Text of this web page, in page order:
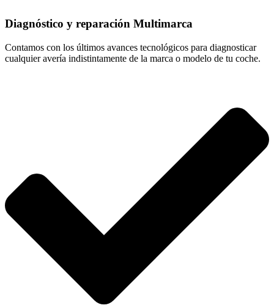
Diagnóstico y reparación Multimarca
Contamos con los últimos avances tecnológicos para diagnosticar
cualquier avería indistintamente de la marca o modelo de tu coche.